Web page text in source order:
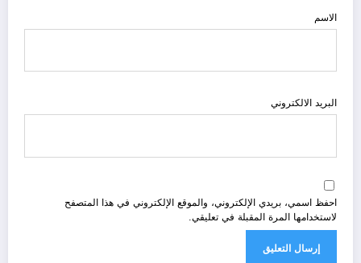
الاسم
البريد الالكتروني
احفظ اسمي، بريدي الإلكتروني، والموقع الإلكتروني في هذا المتصفح
لاستخدامها المرة المقبلة في تعليقي.